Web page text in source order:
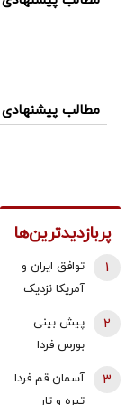
مطالب پیشنهادی
پربازدیدترین‌ها
توافق ایران و
آمریکا نزدیک
خزانه‌داری
آمریکا از «امروز
یا فردا» گفت
1
پیش بینی
بورس فردا
1405 | موتور
2
آسمان قم فردا
تیره و تار
3